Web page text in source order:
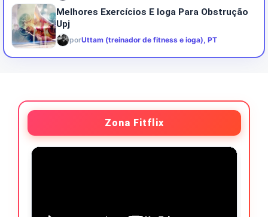
Melhores Exercícios E Ioga Para Obstrução
Upj
porUttam (treinador de fitness e ioga), PT
Zona Fitflix